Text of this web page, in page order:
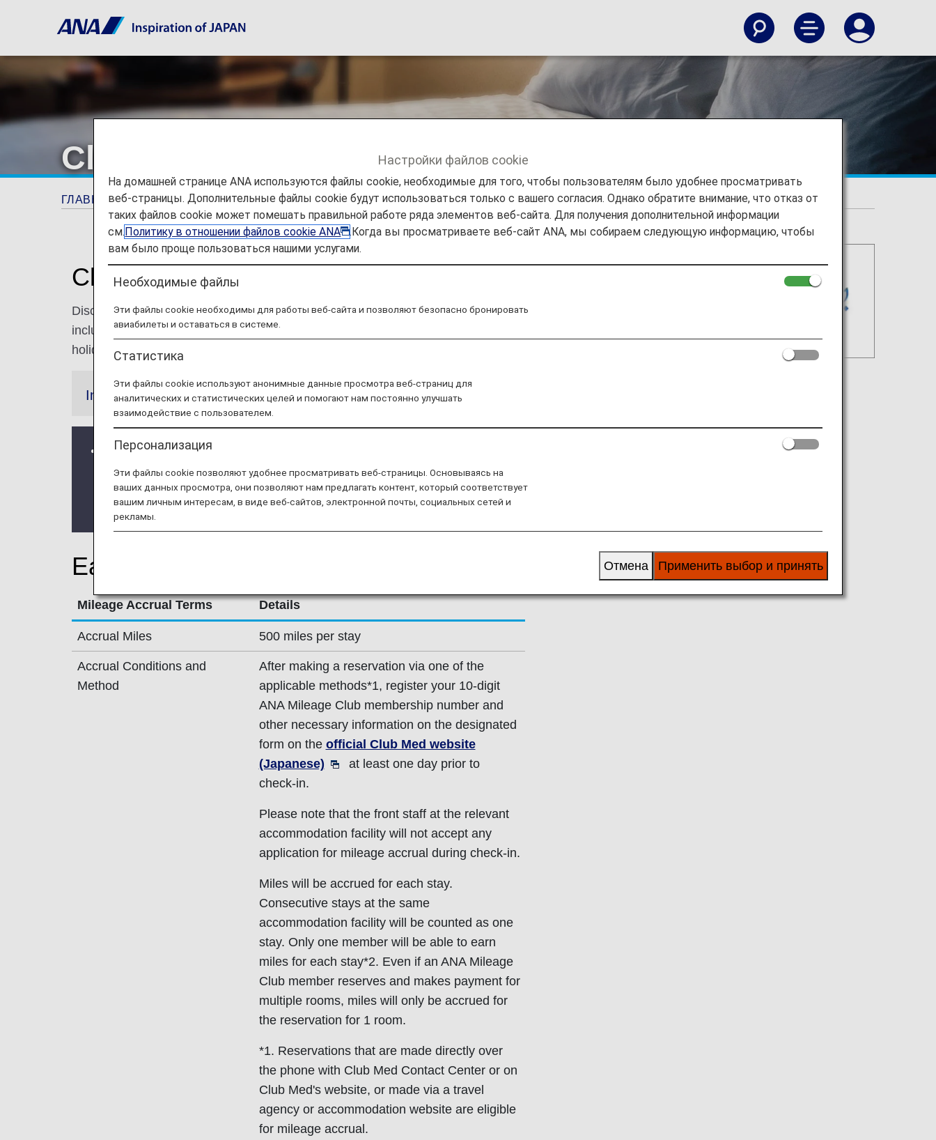
Club Med
ГЛАВНАЯ СТРАНИЦА ANA Mileage Club Partner Hotels Club Med
Club Med
Discover Club Med - worldwide resorts all-inclusive experiences. We invented all-
inclusive, a package that includes all the necessary ingredients for a dream
holiday.
Information
Miles are not eligible for accrual after check-in on November 30, 2025.
* For stays after December 1, 2025, miles will be awarded if the
application is submitted by September 30, 2025 using the "Mileage
Application Form."
Earning Miles
Mileage Accrual Terms Details
Accrual Miles 500 miles per stay
Accrual Conditions and
Method
After making a reservation via one of the
applicable methods*1, register your 10-digit
ANA Mileage Club membership number and
other necessary information on the designated
form on the official Club Med website
(Japanese)
at least one day prior to
check-in.
Please note that the front staff at the relevant
accommodation facility will not accept any
application for mileage accrual during check-in.
Miles will be accrued for each stay.
Consecutive stays at the same
accommodation facility will be counted as one
stay. Only one member will be able to earn
miles for each stay*2. Even if an ANA Mileage
Club member reserves and makes payment for
multiple rooms, miles will only be accrued for
the reservation for 1 room.
*1. Reservations that are made directly over
the phone with Club Med Contact Center or on
Club Med's website, or made via a travel
agency or accommodation website are eligible
for mileage accrual.
Настройки файлов cookie
На домашней странице ANA используются файлы cookie, необходимые для того, чтобы пользователям было удобнее просматривать
веб-страницы. Дополнительные файлы cookie будут использоваться только с вашего согласия. Однако обратите внимание, что отказ от
таких файлов cookie может помешать правильной работе ряда элементов веб-сайта. Для получения дополнительной информации
см.Политику в отношении файлов cookie ANA
.Когда вы просматриваете веб-сайт ANA, мы собираем следующую информацию, чтобы
вам было проще пользоваться нашими услугами.
Необходимые файлы
Эти файлы cookie необходимы для работы веб-сайта и позволяют безопасно бронировать
авиабилеты и оставаться в системе.
Статистика
Эти файлы cookie используют анонимные данные просмотра веб-страниц для
аналитических и статистических целей и помогают нам постоянно улучшать
взаимодействие с пользователем.
Персонализация
Эти файлы cookie позволяют удобнее просматривать веб-страницы. Основываясь на
ваших данных просмотра, они позволяют нам предлагать контент, который соответствует
вашим личным интересам, в виде веб-сайтов, электронной почты, социальных сетей и
рекламы.
Применить выбор и принять
Отмена